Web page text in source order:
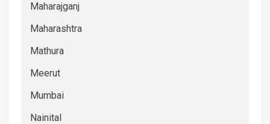
Maharajganj
Maharashtra
Mathura
Meerut
Mumbai
Nainital